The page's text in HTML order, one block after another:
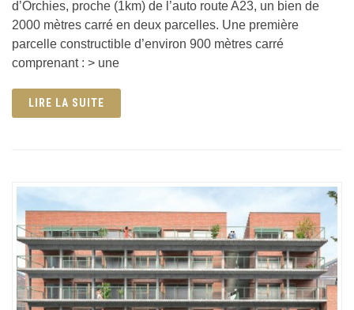
d’Orchies, proche (1km) de l’auto route A23, un bien de
2000 mètres carré en deux parcelles. Une première
parcelle constructible d’environ 900 mètres carré
comprenant : > une
LIRE LA SUITE